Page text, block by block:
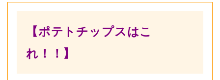
【ポテトチップスはこ
れ！！】